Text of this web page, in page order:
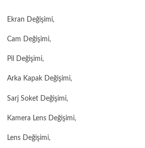
Ekran Değişimi,
Cam Değişimi,
Pil Değişimi,
Arka Kapak Değişimi,
Sarj Soket Değişimi,
Kamera Lens Değişimi,
Lens Değişimi,